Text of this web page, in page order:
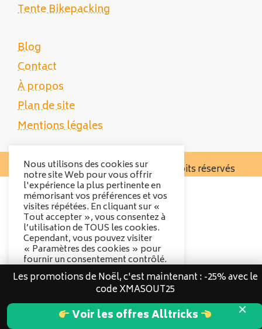
Tente Bikepacking
Blog
Contact
À propos
Plan de site
Mentions légales
Copyright 2025 Tente Trek - Tous droits réservés
Nous utilisons des cookies sur
notre site Web pour vous offrir
l'expérience la plus pertinente en
mémorisant vos préférences et vos
visites répétées. En cliquant sur «
Tout accepter », vous consentez à
l’utilisation de TOUS les cookies.
Cependant, vous pouvez visiter
« Paramètres des cookies » pour
fournir un consentement contrôlé.
Options des cookies
Tout accepter
Les promotions de Noël, c'est maintenant : -25% avec le
code XMASOUT25
Voir les offres Alltricks ×